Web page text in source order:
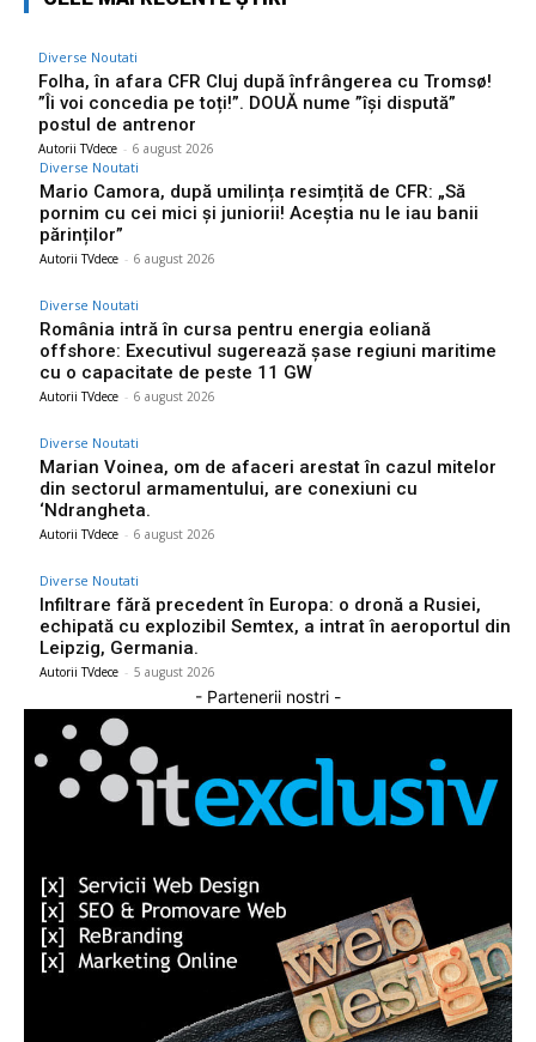
Diverse Noutati
Folha, în afara CFR Cluj după înfrângerea cu Tromsø!
”Îi voi concedia pe toți!”. DOUĂ nume ”își dispută”
postul de antrenor
Autorii TVdece - 6 august 2026
Diverse Noutati
Mario Camora, după umilința resimțită de CFR: „Să
pornim cu cei mici și juniorii! Aceștia nu le iau banii
părinților”
Autorii TVdece - 6 august 2026
Diverse Noutati
România intră în cursa pentru energia eoliană
offshore: Executivul sugerează șase regiuni maritime
cu o capacitate de peste 11 GW
Autorii TVdece - 6 august 2026
Diverse Noutati
Marian Voinea, om de afaceri arestat în cazul mitelor
din sectorul armamentului, are conexiuni cu
‘Ndrangheta.
Autorii TVdece - 6 august 2026
Diverse Noutati
Infiltrare fără precedent în Europa: o dronă a Rusiei,
echipată cu explozibil Semtex, a intrat în aeroportul din
Leipzig, Germania.
Autorii TVdece - 5 august 2026
- Partenerii nostri -